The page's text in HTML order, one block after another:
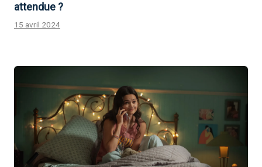
attendue ?
15 avril 2024